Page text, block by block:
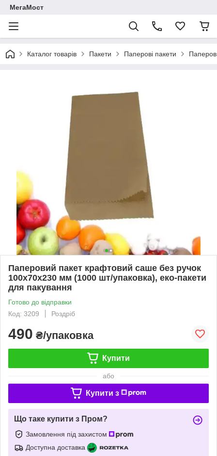
МегаМост
Каталог товарів Пакети Паперові пакети
Паперовий пакет крафтовий саше без ручок
100х70х230 мм (1000 шт/упаковка), еко-пакети
для пакування
Готово до відправки
Код: 3209
Роздріб
490 ₴/упаковка
Купити
або
Купити з
Що таке купити з Пром?
Замовлення під захистом
Доступна доставка